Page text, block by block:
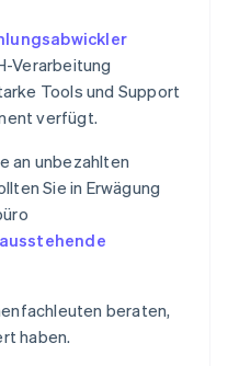
Verarbeitung
Tools und Support
verfügt.
an unbezahlten
Sie in Erwägung
ausstehende
beraten,
haben.